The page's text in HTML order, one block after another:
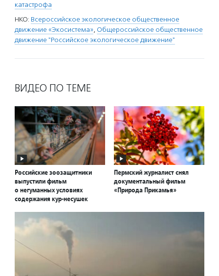
катастрофа
НКО: Всероссийское экологическое общественное
движение «Экосистема», Общероссийское общественное
движение "Российское экологическое движение"
ВИДЕО ПО ТЕМЕ
Российские зоозащитники
выпустили фильм
о негуманных условиях
содержания кур-несушек
Пермский журналист снял
документальный фильм
«Природа Прикамья»